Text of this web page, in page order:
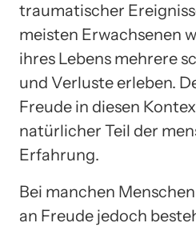
traumatischer
meisten Erwachsenen
ihres Lebens mehrere
und Verluste erleben.
Freude in diesen
natürlicher Teil der
Erfahrung.
Bei manchen
an Freude jedoch